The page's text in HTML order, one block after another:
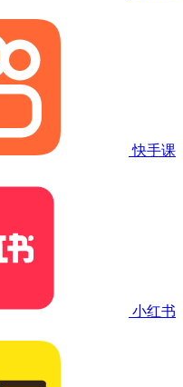
快手课
小红书